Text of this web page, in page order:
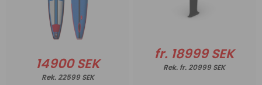
14900 SEK
22599 SEK
fr. 18999 SEK
fr. 20999 SEK